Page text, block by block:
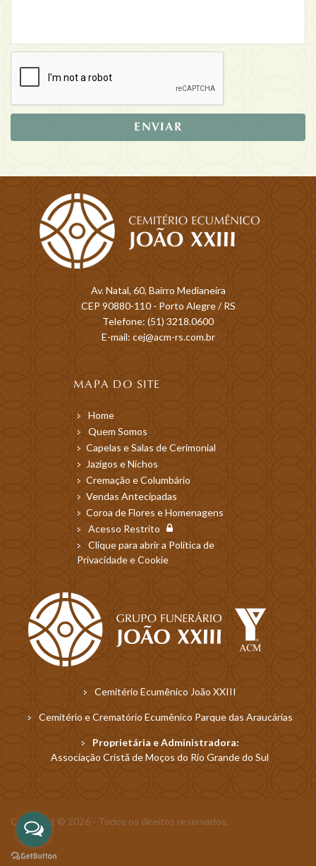
ENVIAR
Av. Natal, 60, Bairro Medianeira
CEP 90880-110 - Porto Alegre / RS
Telefone: (51) 3218.0600
E-mail: cej@acm-rs.com.br
MAPA DO SITE
Home
Quem Somos
Capelas e Salas de Cerimonial
Jazigos e Nichos
Cremação e Columbário
Vendas Antecipadas
Coroa de Flores e Homenagens
Acesso Restrito
Clique para abrir a Política de
Privacidade e Cookie
Cemitério Ecumênico João XXIII
Cemitério e Crematório Ecumênico Parque das Araucárias
Proprietária e Administradora:
Associação Cristã de Moços do Rio Grande do Sul
Copyright © 2026 - Todos os direitos reservados.